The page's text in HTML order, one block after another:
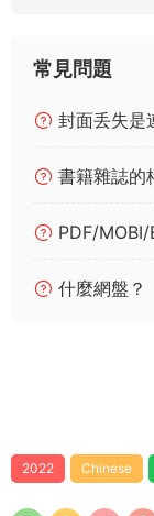
常見問題
封面丢失是
書籍雜誌的
PDF/
什麼網盤？
2022 Chinese